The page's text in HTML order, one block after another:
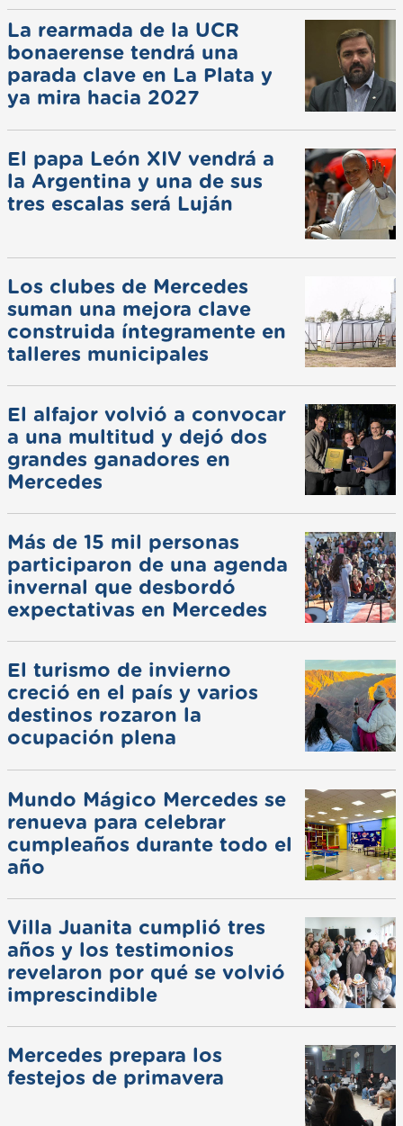
La rearmada de la UCR
bonaerense tendrá una
parada clave en La Plata y
ya mira hacia 2027
El papa León XIV vendrá a
la Argentina y una de sus
tres escalas será Luján
Los clubes de Mercedes
suman una mejora clave
construida íntegramente en
talleres municipales
El alfajor volvió a convocar
a una multitud y dejó dos
grandes ganadores en
Mercedes
Más de 15 mil personas
participaron de una agenda
invernal que desbordó
expectativas en Mercedes
El turismo de invierno
creció en el país y varios
destinos rozaron la
ocupación plena
Mundo Mágico Mercedes se
renueva para celebrar
cumpleaños durante todo el
año
Villa Juanita cumplió tres
años y los testimonios
revelaron por qué se volvió
imprescindible
Mercedes prepara los
festejos de primavera